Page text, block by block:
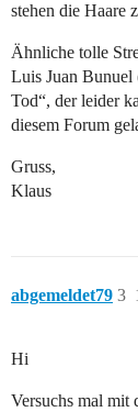
stehen die Haare
Ähnliche tolle
Luis Juan Bunuel
Tod“, der leider
diesem Forum
Gruss,
Klaus
abgemeldet79 3
Hi
Versuchs mal mit